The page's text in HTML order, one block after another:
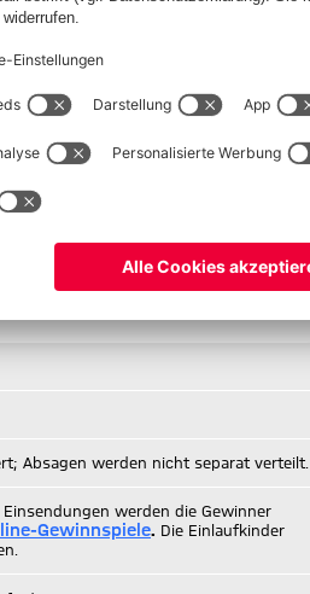
ausgedacht! Schaffst du es,
2025,
zu nennen. Teile uns außerdem
Größe von 1,40 Metern nicht
Absagen werden nicht separat verteilt.
Einsendungen werden die Gewinner
Gewinnspiele. Die Einlaufkinder